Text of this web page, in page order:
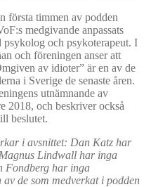
första timmen av podden
medgivande anpassats
och psykoterapeut. I
och föreningen anser att
av idioter” är en av de
i Sverige de senaste åren.
utnämnande av
2018, och beskriver också
beslutet.
i avsnittet: Dan Katz har
Lindwall har inga
Fondberg har inga
de som medverkat i podden